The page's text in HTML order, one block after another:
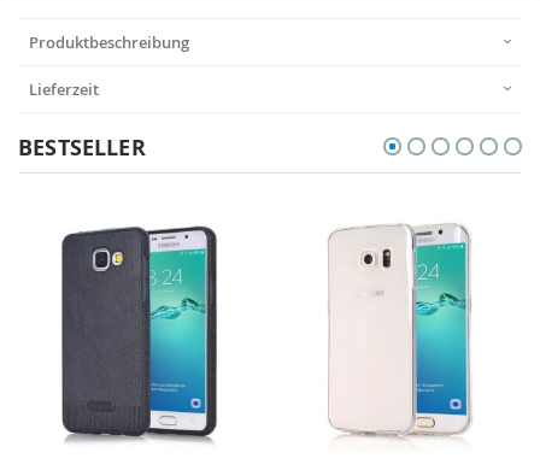
Produktbeschreibung
Lieferzeit
BESTSELLER